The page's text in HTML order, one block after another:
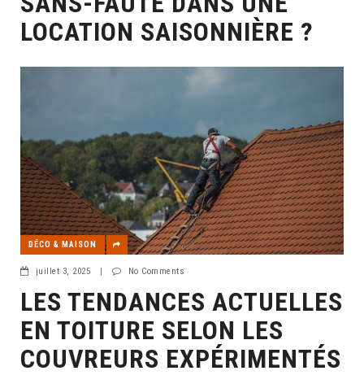
LOCATION SAISONNIÈRE ?
DÉCO & MAISON
juillet 3, 2025 | No Comments
LES TENDANCES ACTUELLES
EN TOITURE SELON LES
COUVREURS EXPÉRIMENTÉS